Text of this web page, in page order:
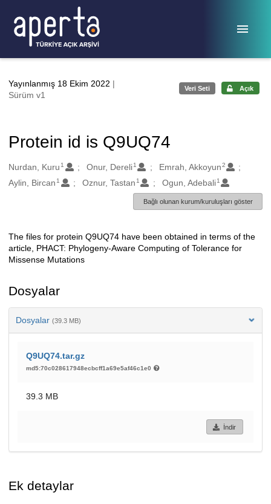
Yayınlanmış 18 Ekim 2022 |
Sürüm v1
Veri Seti Açık
Protein id is Q9UQ74
Oluşturanlar
Nurdan, Kuru 1 Onur, Dereli 1 Emrah, Akkoyun2
Aylin, Bircan 1 Oznur, Tastan 1 Ogun, Adebali 1
Bağlı olunan kurum/kuruluşları göster
Açıklama
The files for protein Q9UQ74 have been obtained in terms of the
article, PHACT: Phylogeny-Aware Computing of Tolerance for
Missense Mutations
Dosyalar
Dosyalar (39.3 MB)
Q9UQ74.tar.gz
md5:70c028617948ecbcff1a69e5af46c1e0
39.3 MB
İndir
Ek detaylar